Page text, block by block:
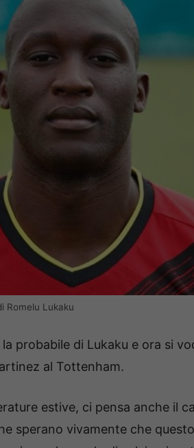
Romelu Lukaku
probabile di Lukaku e ora si
al Tottenham.
estive, ci pensa anche il
sperano vivamente che